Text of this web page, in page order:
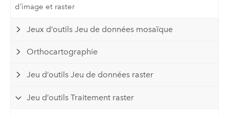
d’image et raster
Jeux d’outils Jeu de données mosaïque
Orthocartographie
Jeu d’outils Jeu de données raster
Jeu d’outils Traitement raster